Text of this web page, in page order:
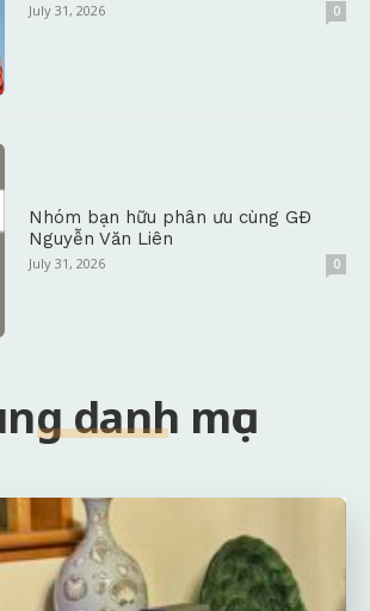
July 31, 2026 0
Nhóm bạn hữu phân ưu cùng GĐ
Nguyễn Văn Liên
July 31, 2026 0
danh mục